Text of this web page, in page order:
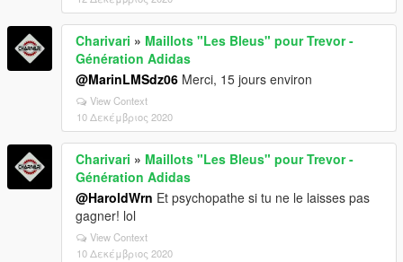
Charivari » Maillots "Les Bleus" pour Trevor -
Génération Adidas
@MarinLMSdz06 Merci, 15 jours environ
View Context
10 Δεκέμβριος 2020
Charivari » Maillots "Les Bleus" pour Trevor -
Génération Adidas
@HaroldWrn Et psychopathe si tu ne le laisses pas
gagner! lol
View Context
10 Δεκέμβριος 2020